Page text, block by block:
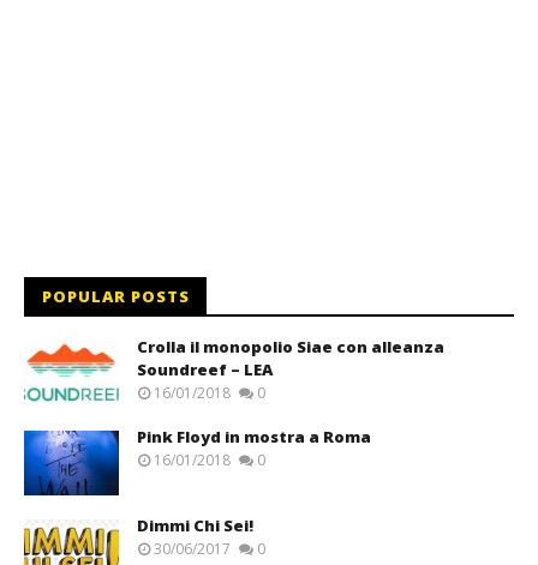
POPULAR POSTS
Crolla il monopolio Siae con alleanza
Soundreef – LEA
16/01/2018 0
Pink Floyd in mostra a Roma
16/01/2018 0
Dimmi Chi Sei!
30/06/2017 0